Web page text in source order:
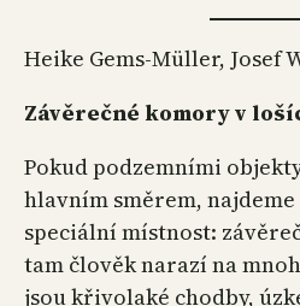
Heike Gems-Müller, Josef
Závěrečné komory v
Pokud podzemními
hlavním směrem,
speciální místnost:
tam člověk narazí na
jsou křivolaké chodby,